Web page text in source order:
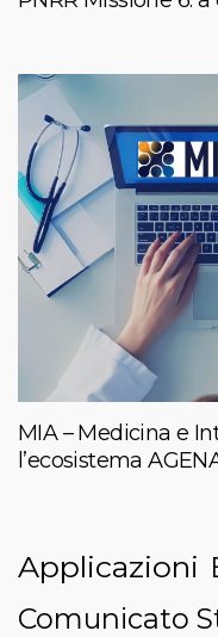
MIA – Medicina e
l’ecosistema
Applicazioni
Comunicato